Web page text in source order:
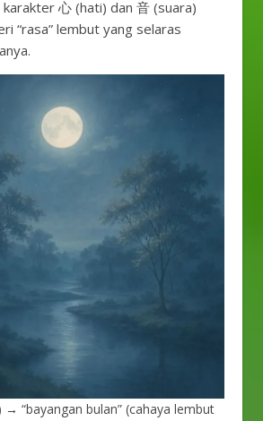
karakter 心 (hati) dan 音 (suara)
“rasa” lembut yang selaras
→ “bayangan bulan” (cahaya lembut